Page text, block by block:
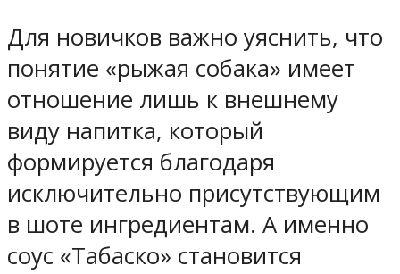
Для новичков важно уяснить, что
понятие «рыжая собака» имеет
отношение лишь к внешнему
виду напитка, который
формируется благодаря
исключительно присутствующим
в шоте ингредиентам. А именно
соус «Табаско» становится